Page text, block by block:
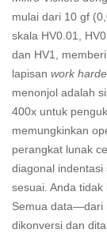
mulai dari 10 gf
skala HV0.01,
dan HV1,
lapisan work
menonjol adalah
400x untuk
memungkinkan
perangkat lunak
diagonal indentasi
sesuai. Anda
Semua data—dari
dikonversi dan